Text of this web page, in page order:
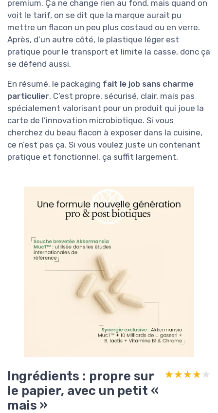
premium. Ça ne change rien au fond, mais quand on
voit le tarif, on se dit que la marque aurait pu
mettre un flacon un peu plus costaud ou en verre.
Après, d’un autre côté, le plastique léger est
pratique pour le transport et limite la casse, donc ça
se défend aussi.
En résumé, le packaging fait le job sans charme
particulier. C’est propre, sécurisé, clair, mais pas
spécialement valorisant pour un produit qui joue la
carte de l’innovation microbiotique. Si vous
cherchez du beau flacon à exposer dans la cuisine,
ce n’est pas ça. Si vous voulez juste un contenant
pratique et fonctionnel, ça suffit largement.
Ingrédients : propre sur
le papier, avec un petit «
mais »
★★★★★
★★★★★